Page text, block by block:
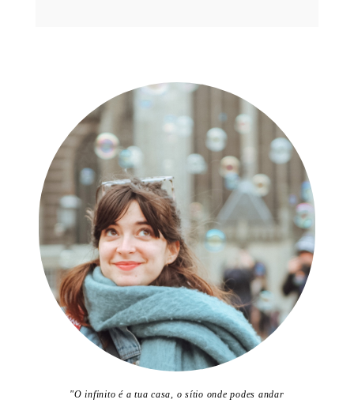
"O infinito é a tua casa, o sítio onde podes andar